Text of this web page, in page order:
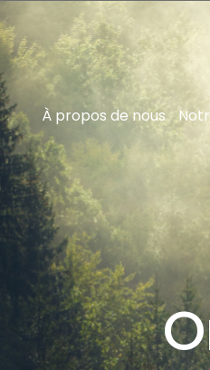
À propos de nous